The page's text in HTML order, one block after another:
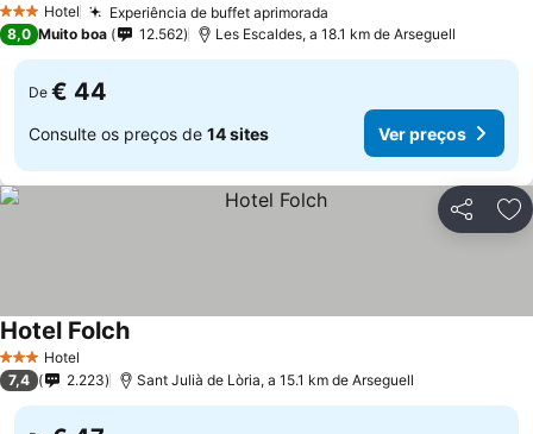
3 EstrelasHotel Experiência de buffet aprimorada
8,0 Muito boa 12.562 Les Escaldes, a 18.1 km de Arseguell
De € 44
Consulte os preços de 14 sites Ver preços
Partilhar
3 EstrelasHotel
Hotel Folch
7,4 2.223 Sant Julià de Lòria, a 15.1 km de Arseguell